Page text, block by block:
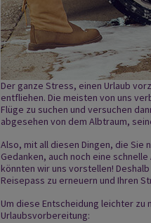
Der ganze Stress, einen Urlaub
entfliehen. Die meisten von uns
Flüge zu suchen und versuchen
abgesehen von dem Albtraum,
Also, mit all diesen Dingen, die Sie
Gedanken, auch noch eine
könnten wir uns vorstellen!
Reisepass zu erneuern und Ihren
Um diese Entscheidung leichter zu
Urlaubsvorbereitung: